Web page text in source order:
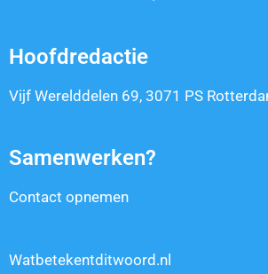
Hoofdredactie
Vijf Werelddelen 69, 3071 PS
Samenwerken?
Contact opnemen
Watbetekentditwoord.nl